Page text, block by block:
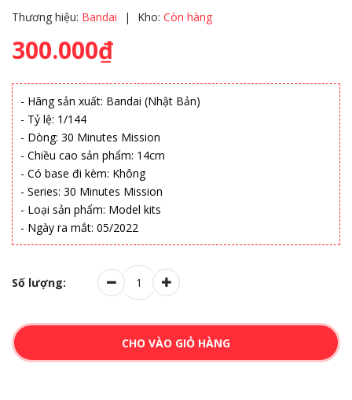
Thương hiệu: Bandai | Kho: Còn hàng
300.000₫
- Hãng sản xuất: Bandai (Nhật Bản)
- Tỷ lệ: 1/144
- Dòng: 30 Minutes Mission
- Chiều cao sản phẩm: 14cm
- Có base đi kèm: Không
- Series: 30 Minutes Mission
- Loại sản phẩm: Model kits
- Ngày ra mắt: 05/2022
Số lượng:
CHO VÀO GIỎ HÀNG